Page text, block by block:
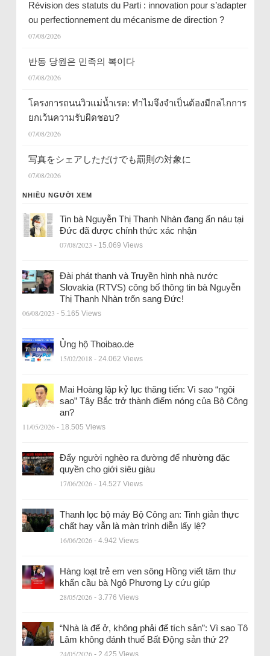
Révision des statuts du Parti : innovation pour s’adapter
ou perfectionnement du mécanisme de direction ?
07/08/2026
반동 당원은 민족의 복이다
07/08/2026
โครงการถนนวิวแม่น้ำเรด: ทำไมจึงจำเป็นต้องมีกลไกการ
ยกเว้นความรับผิดชอบ?
07/08/2026
写真をシェアしただけでも罰則の対象に
07/08/2026
NHIỀU NGƯỜI XEM
Tin bà Nguyễn Thị Thanh Nhàn đang ẩn náu tại
Đức đã được chính thức xác nhận
07/08/2023 - 15.069 Views
Đài phát thanh và Truyền hình nhà nước
Slovakia (RTVS) công bố thông tin bà Nguyễn
Thị Thanh Nhàn trốn sang Đức!
06/08/2023 - 5.165 Views
Ủng hộ Thoibao.de
15/02/2018 - 24.062 Views
Mai Hoàng lập kỷ lục thăng tiến: Vì sao “ngôi
sao” Tây Bắc trở thành điểm nóng của Bộ Công
an?
11/05/2026 - 18.505 Views
Đẩy người nghèo ra đường để nhường đặc
quyền cho giới siêu giàu
17/06/2026 - 14.527 Views
Thanh lọc bộ máy Bộ Công an: Tinh giản thực
chất hay vẫn là màn trình diễn lấy lệ?
16/06/2026 - 4.942 Views
Hàng loạt trẻ em ven sông Hồng viết tâm thư
khẩn cầu bà Ngô Phương Ly cứu giúp
28/05/2026 - 3.776 Views
“Nhà là để ở, không phải để tích sản”: Vì sao Tô
Lâm không đánh thuế Bất Động sản thứ 2?
24/05/2026 - 2.425 Views